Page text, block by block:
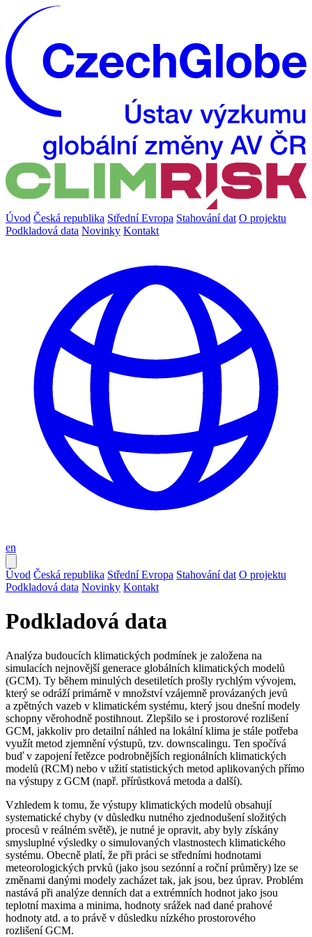
Úvod Česká republika Střední Evropa Stahování dat O projektu
Podkladová data Novinky Kontakt
en
Úvod Česká republika Střední Evropa Stahování dat O projektu
Podkladová data Novinky Kontakt
Podkladová data
Analýza budoucích klimatických podmínek je založena na
simulacích nejnovější generace globálních klimatických modelů
(GCM). Ty během minulých desetiletích prošly rychlým vývojem,
který se odráží primárně v množství vzájemně provázaných jevů
a zpětných vazeb v klimatickém systému, který jsou dnešní modely
schopny věrohodně postihnout. Zlepšilo se i prostorové rozlišení
GCM, jakkoliv pro detailní náhled na lokální klima je stále potřeba
využít metod zjemnění výstupů, tzv. downscalingu. Ten spočívá
buď v zapojení řetězce podrobnějších regionálních klimatických
modelů (RCM) nebo v užití statistických metod aplikovaných přímo
na výstupy z GCM (např. přírůstková metoda a další).
Vzhledem k tomu, že výstupy klimatických modelů obsahují
systematické chyby (v důsledku nutného zjednodušení složitých
procesů v reálném světě), je nutné je opravit, aby byly získány
smysluplné výsledky o simulovaných vlastnostech klimatického
systému. Obecně platí, že při práci se středními hodnotami
meteorologických prvků (jako jsou sezónní a roční průměry) lze se
změnami danými modely zacházet tak, jak jsou, bez úprav. Problém
nastává při analýze denních dat a extrémních hodnot jako jsou
teplotní maxima a minima, hodnoty srážek nad dané prahové
hodnoty atd. a to právě v důsledku nízkého prostorového
rozlišení GCM.